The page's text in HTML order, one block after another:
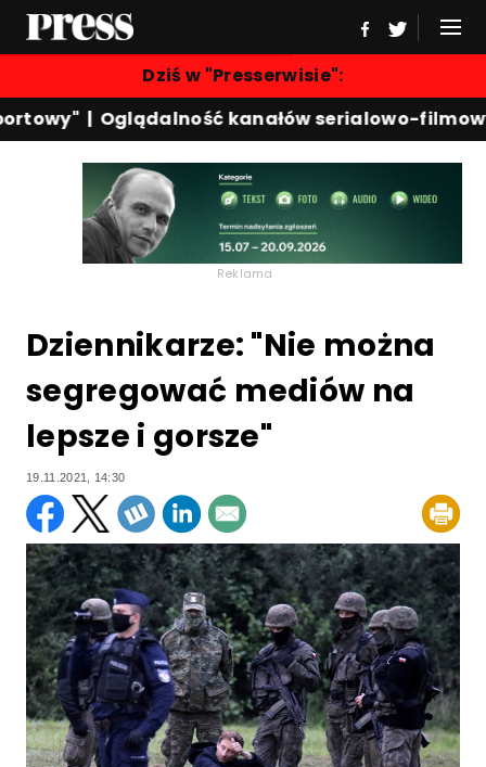
Dziś w "Presserwisie":
|Oglądalność kanałów serialowo-
Reklama
Dziennikarze: "Nie można
segregować mediów na
lepsze i gorsze"
19.11.2021, 14:30